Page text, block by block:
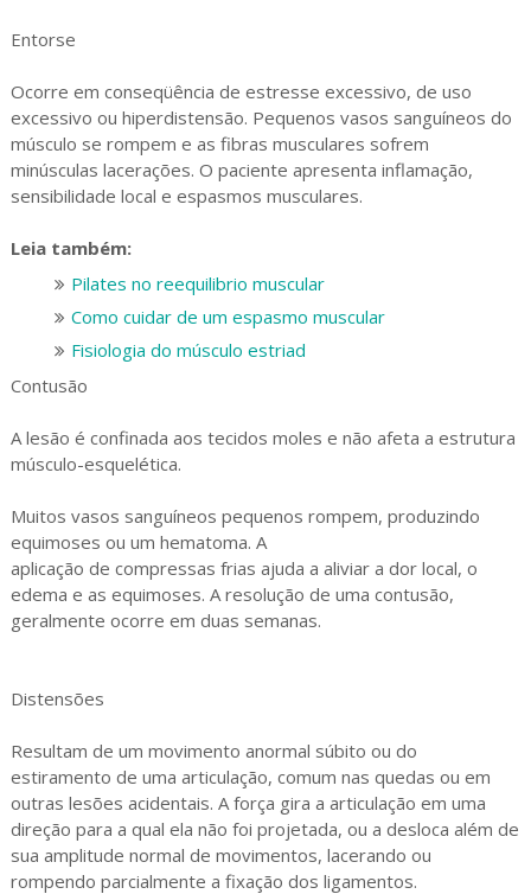
Entorse
Ocorre em conseqüência de estresse excessivo, de uso
excessivo ou hiperdistensão. Pequenos vasos sanguíneos do
músculo se rompem e as fibras musculares sofrem
minúsculas lacerações. O paciente apresenta inflamação,
sensibilidade local e espasmos musculares.
Leia também:
Pilates no reequilibrio muscular
Como cuidar de um espasmo muscular
Fisiologia do músculo estriad
Contusão
A lesão é confinada aos tecidos moles e não afeta a estrutura
músculo-esquelética.
Muitos vasos sanguíneos pequenos rompem, produzindo
equimoses ou um hematoma. A
aplicação de compressas frias ajuda a aliviar a dor local, o
edema e as equimoses. A resolução de uma contusão,
geralmente ocorre em duas semanas.
Distensões
Resultam de um movimento anormal súbito ou do
estiramento de uma articulação, comum nas quedas ou em
outras lesões acidentais. A força gira a articulação em uma
direção para a qual ela não foi projetada, ou a desloca além de
sua amplitude normal de movimentos, lacerando ou
rompendo parcialmente a fixação dos ligamentos.